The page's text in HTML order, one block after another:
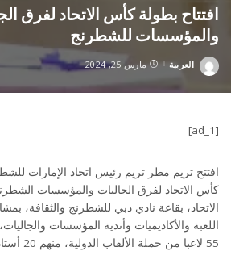
افتتاح بطولة كأس الاتحاد لفرق
والمؤسسات للشطرنج
Posted
العربية مارس 25, 2024
[ad_1]
افتتح تريم مطر تريم رئيس اتحاد الإمارات
كأس الاتحاد لفرق الجاليات والمؤسسات
55 لاعبا من حملة الألقاب الدولية، منهم 20 أستاذ دولي كبير.